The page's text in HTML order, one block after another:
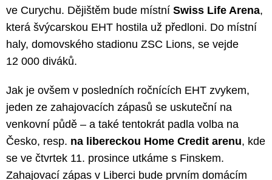
ve Curychu. Dějištěm bude místní Swiss Life Arena,
která švýcarskou EHT hostila už předloni. Do místní
haly, domovského stadionu ZSC Lions, se vejde
12 000 diváků.
Jak je ovšem v posledních ročnících EHT zvykem,
jeden ze zahajovacích zápasů se uskuteční na
venkovní půdě – a také tentokrát padla volba na
Česko, resp. na libereckou Home Credit arenu, kde
se ve čtvrtek 11. prosince utkáme s Finskem.
Zahajovací zápas v Liberci bude prvním domácím